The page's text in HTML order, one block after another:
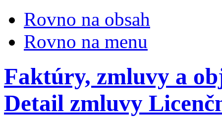
Rovno na obsah
Rovno na menu
Faktúry, zmluvy a
Detail zmluvy